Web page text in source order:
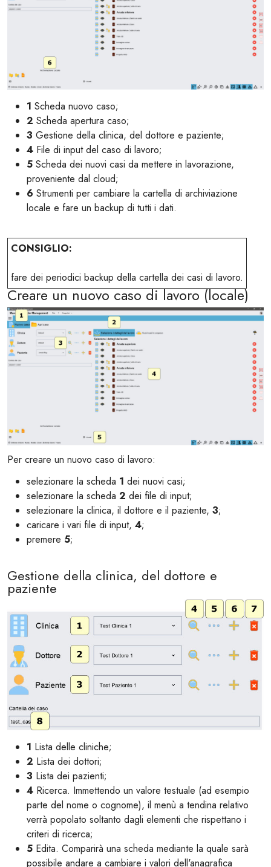
1 Scheda nuovo caso;
2 Scheda apertura caso;
3 Gestione della clinica, del dottore e paziente;
4 File di input del caso di lavoro;
5 Scheda dei nuovi casi da mettere in lavorazione,
proveniente dal cloud;
6 Strumenti per cambiare la cartella di archiviazione
locale e fare un backup di tutti i dati.
CONSIGLIO:
fare dei periodici backup della cartella dei casi di lavoro.
Creare un nuovo caso di lavoro (locale)
Per creare un nuovo caso di lavoro:
selezionare la scheda 1 dei nuovi casi;
selezionare la scheda 2 dei file di input;
selezionare la clinica, il dottore e il paziente, 3;
caricare i vari file di input, 4;
premere 5;
Gestione della clinica, del dottore e
paziente
1 Lista delle cliniche;
2 Lista dei dottori;
3 Lista dei pazienti;
4 Ricerca. Immettendo un valore testuale (ad esempio
parte del nome o cognome), il menù a tendina relativo
verrà popolato soltanto dagli elementi che rispettano i
criteri di ricerca;
5 Edita. Comparirà una scheda mediante la quale sarà
possibile andare a cambiare i valori dell'anagrafica